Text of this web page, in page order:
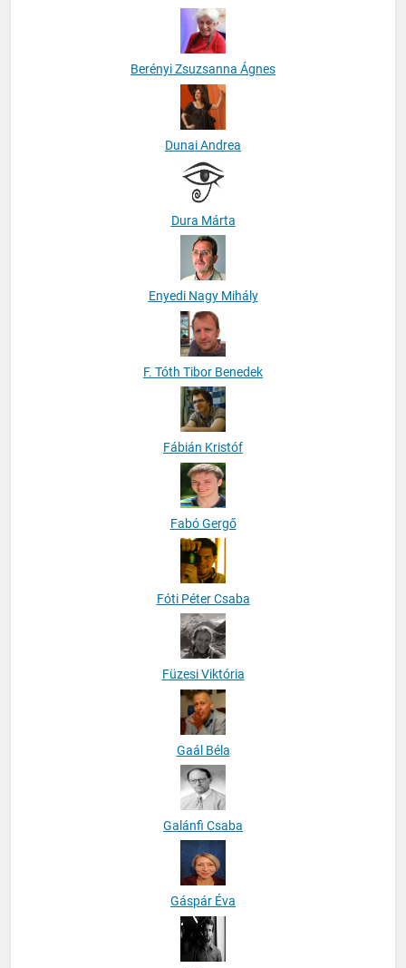
Berényi Zsuzsanna Ágnes
Dunai Andrea
Dura Márta
Enyedi Nagy Mihály
F. Tóth Tibor Benedek
Fábián Kristóf
Fabó Gergő
Fóti Péter Csaba
Füzesi Viktória
Gaál Béla
Galánfi Csaba
Gáspár Éva